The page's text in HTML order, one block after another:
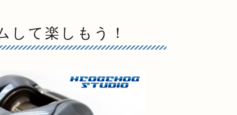
して楽しもう！